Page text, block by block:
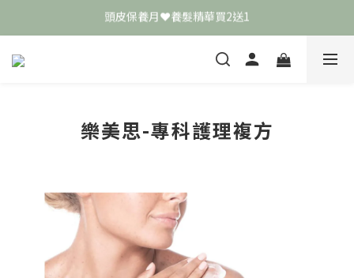
頭皮保養月❤️養髮精華買2送1
敏弱肌極簡保養學 ❤️ 舒敏霜買4送1
樂美思-專科護理複方